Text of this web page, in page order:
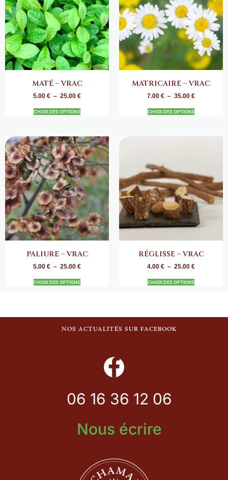
MATÉ – VRAC
5.00 € – 25.00 €
CHOIX DES OPTIONS
MATRICAIRE – VRAC
7.00 € – 35.00 €
CHOIX DES OPTIONS
PALIURE – VRAC
5.00 € – 25.00 €
CHOIX DES OPTIONS
RÉGLISSE – VRAC
4.00 € – 25.00 €
CHOIX DES OPTIONS
NOS ACTUALITÉS SUR FACEBOOK
06 16 36 12 06
Nous écrire